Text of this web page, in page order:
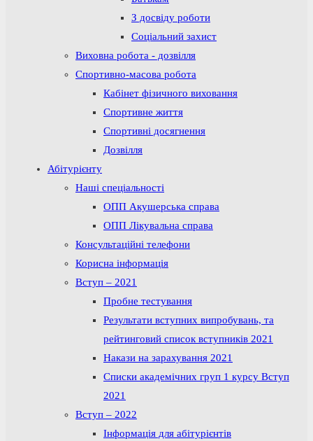
З досвіду роботи
Соціальний захист
Виховна робота - дозвілля
Спортивно-масова робота
Кабінет фізичного виховання
Спортивне життя
Спортивні досягнення
Дозвілля
Абітурієнту
Наші спеціальності
ОПП Акушерська справа
ОПП Лікувальна справа
Консультаційні телефони
Корисна інформація
Вступ – 2021
Пробне тестування
Результати вступних випробувань, та
рейтинговий список вступників 2021
Накази на зарахування 2021
Списки академічних груп 1 курсу Вступ
2021
Вступ – 2022
Інформація для абітурієнтів